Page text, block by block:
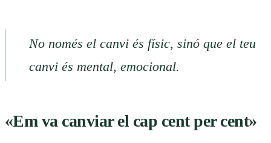
No només el canvi és físic, sinó que el teu
canvi és mental, emocional.
«Em va canviar el cap cent per cent»